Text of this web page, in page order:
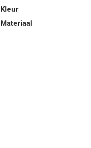
Kleur
Materiaal